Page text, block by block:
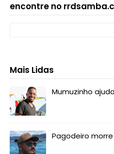
encontre no
Mais Lidas
Mumuzinho
Pagodeiro